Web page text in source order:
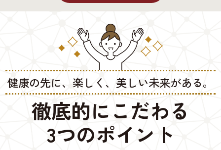
健康の先に、楽しく、美しい未来がある。
徹底的にこだわる
3つのポイント